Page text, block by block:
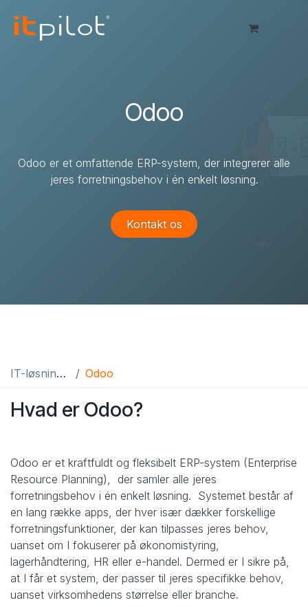
Odoo
Odoo er et omfattende ERP-system, der integrerer alle
jeres forretningsbehov i én enkelt løsning.
Kontakt os
IT-løsninger & services Odoo
Hvad er Odoo?
Odoo er et kraftfuldt og fleksibelt ERP-system (Enterprise
Resource Planning), der samler alle jeres
forretningsbehov i én enkelt løsning. Systemet består af
en lang række apps, der hver især dækker forskellige
forretningsfunktioner, der kan tilpasses jeres behov,
uanset om I fokuserer på økonomistyring,
lagerhåndtering, HR eller e-handel. Dermed er I sikre på,
at I får et system, der passer til jeres specifikke behov,
uanset virksomhedens størrelse eller branche.